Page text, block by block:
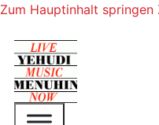
Zum Hauptinhalt springen